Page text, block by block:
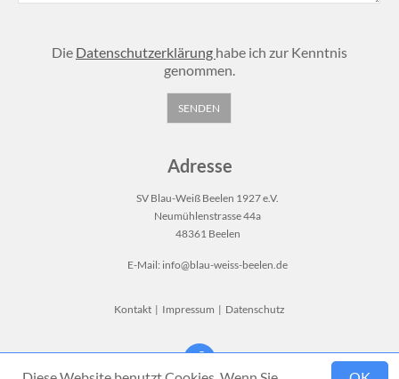
Die Datenschutzerklärung habe ich zur Kenntnis
genommen.
Adresse
SV Blau-Weiß Beelen 1927 e.V.
Neumühlenstrasse 44a
48361 Beelen
E-Mail: info@blau-weiss-beelen.de
Kontakt | Impressum | Datenschutz